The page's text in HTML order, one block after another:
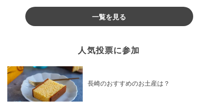
一覧を見る
人気投票に参加
長崎のおすすめのお土産は？